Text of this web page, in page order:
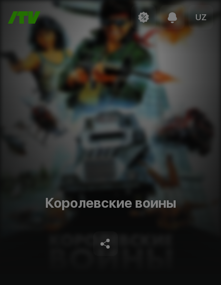
UZ
Королевские воины